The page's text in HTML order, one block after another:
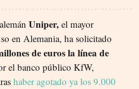
Uniper, el mayor
en Alemania, ha solicitado
de euros la línea de
el banco público KfW,
haber agotado ya los 9.000